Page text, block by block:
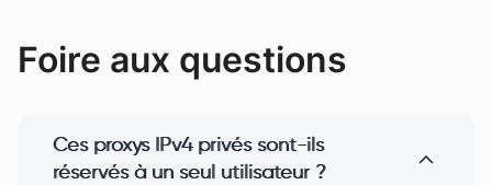
Foire aux questions
Ces proxys IPv4 privés sont-ils
réservés à un seul utilisateur ?